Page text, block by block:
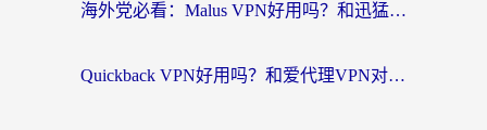
海外党必看：Malus VPN好用吗？和迅猛兔VPN对比哪个回国效果更好？附真实体验与避坑指南
Quickback VPN好用吗？和爱代理VPN对比哪个回国效果更好？